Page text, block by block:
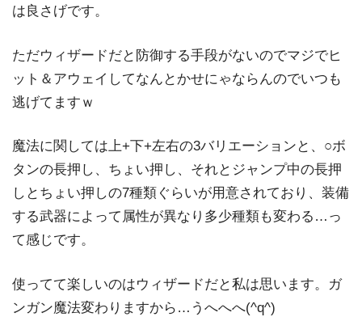
は良さげです。
ただウィザードだと防御する手段がないのでマジでヒ
ット＆アウェイしてなんとかせにゃならんのでいつも
逃げてますｗ
魔法に関しては上+下+左右の3バリエーションと、○ボ
タンの長押し、ちょい押し、それとジャンプ中の長押
しとちょい押しの7種類ぐらいが用意されており、装備
する武器によって属性が異なり多少種類も変わる…っ
て感じです。
使ってて楽しいのはウィザードだと私は思います。ガ
ンガン魔法変わりますから…うへへへ(^q^)